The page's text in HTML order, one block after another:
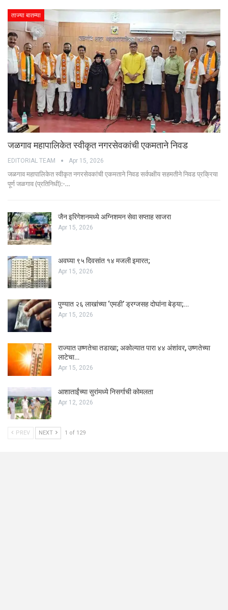
ताज्या बातम्या
जळगाव महापालिकेत स्वीकृत नगरसेवकांची एकमताने निवड
EDITORIAL TEAM Apr 15, 2026
जळगाव महापालिकेत स्वीकृत नगरसेवकांची एकमताने निवड सर्वपक्षीय सहमतीने निवड प्रक्रिया
पूर्ण जळगाव (प्रतिनिधी):-…
जैन इरिगेशनमध्ये अग्निशमन सेवा सप्ताह साजरा
Apr 15, 2026
अवघ्या ९५ दिवसांत १४ मजली इमारत;
Apr 15, 2026
पुण्यात २६ लाखांच्या ‘एमडी’ ड्रग्जसह दोघांना बेड्या;…
Apr 15, 2026
राज्यात उष्णतेचा तडाखा; अकोल्यात पारा ४४ अंशांवर, उष्णतेच्या
लाटेचा…
Apr 15, 2026
आशाताईंच्या सुरांमध्ये निसर्गाची कोमलता
Apr 12, 2026
PREV NEXT 1 of 129